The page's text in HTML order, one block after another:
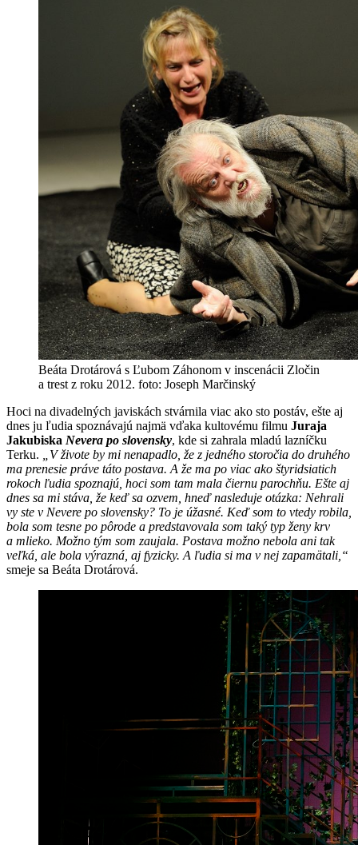
Beáta Drotárová s Ľubom Záhonom v inscenácii Zločin
a trest z roku 2012. foto: Joseph Marčinský
Hoci na divadelných javiskách stvárnila viac ako sto postáv, ešte aj
dnes ju ľudia spoznávajú najmä vďaka kultovému filmu Juraja
Jakubiska Nevera po slovensky, kde si zahrala mladú lazníčku
Terku.
„V živote by mi nenapadlo, že z jedného storočia do druhého
ma prenesie práve táto postava. A že ma po viac ako štyridsiatich
rokoch ľudia spoznajú, hoci som tam mala čiernu parochňu. Ešte aj
dnes sa mi stáva, že keď sa ozvem, hneď nasleduje otázka: Nehrali
vy ste v Nevere po slovensky? To je úžasné. Keď som to vtedy robila,
bola som tesne po pôrode a predstavovala som taký typ ženy krv
a mlieko. Možno tým som zaujala. Postava možno nebola ani tak
veľká, ale bola výrazná, aj fyzicky. A ľudia si ma v nej zapamätali,“
smeje sa Beáta Drotárová.